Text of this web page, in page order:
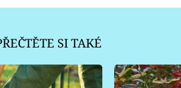
SI TAKÉ